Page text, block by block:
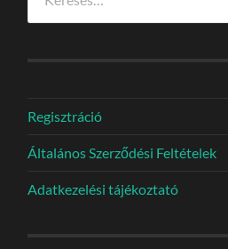
Regisztráció
Általános Szerződési Feltételek
Adatkezelési tájékoztató